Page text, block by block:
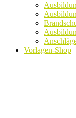
Vorlagen-Shop